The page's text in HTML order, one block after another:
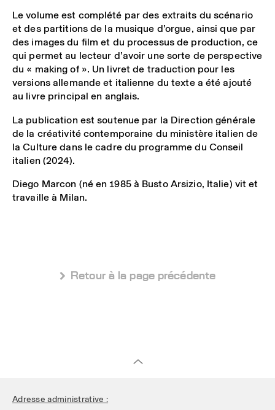
Le volume est complété par des extraits du scénario
et des partitions de la musique d’orgue, ainsi que par
des images du film et du processus de production, ce
qui permet au lecteur d’avoir une sorte de perspective
du « making of ». Un livret de traduction pour les
versions allemande et italienne du texte a été ajouté
au livre principal en anglais.
La publication est soutenue par la Direction générale
de la créativité contemporaine du ministère italien de
la Culture dans le cadre du programme du Conseil
italien (2024).
Diego Marcon (né en 1985 à Busto Arsizio, Italie) vit et
travaille à Milan.
 Retour à la page précédente
Adresse administrative :